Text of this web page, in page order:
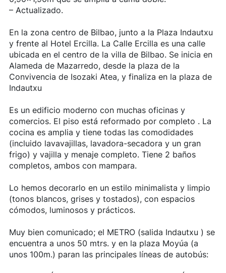
– Actualizado.
En la zona centro de Bilbao, junto a la Plaza Indautxu
y frente al Hotel Ercilla. La Calle Ercilla es una calle
ubicada en el centro de la villa de Bilbao. Se inicia en
Alameda de Mazarredo, desde la plaza de la
Convivencia de Isozaki Atea, y finaliza en la plaza de
Indautxu
Es un edificio moderno con muchas oficinas y
comercios. El piso está reformado por completo . La
cocina es amplia y tiene todas las comodidades
(incluido lavavajillas, lavadora-secadora y un gran
frigo) y vajilla y menaje completo. Tiene 2 baños
completos, ambos con mampara.
Lo hemos decorarlo en un estilo minimalista y limpio
(tonos blancos, grises y tostados), con espacios
cómodos, luminosos y prácticos.
Muy bien comunicado; el METRO (salida Indautxu ) se
encuentra a unos 50 mtrs. y en la plaza Moyúa (a
unos 100m.) paran las principales líneas de autobús: